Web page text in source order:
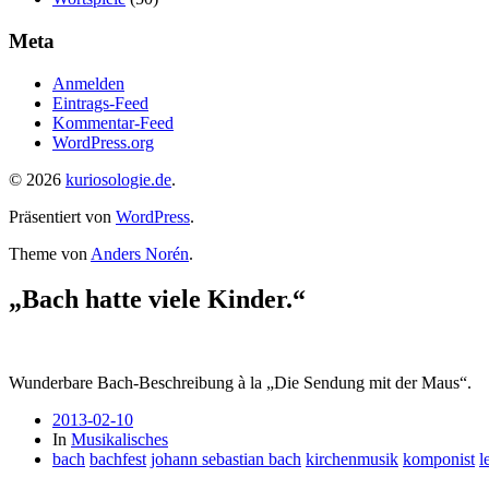
Meta
Anmelden
Eintrags-Feed
Kommentar-Feed
WordPress.org
© 2026 kuriosologie.de.
Präsentiert von WordPress.
Theme von Anders Norén.
„Bach hatte viele Kinder.“
Wunderbare Bach-Beschreibung à la „Die Sendung mit der Maus“.
2013-02-10
In Musikalisches
bach bachfest johann sebastian bach kirchenmusik komponist